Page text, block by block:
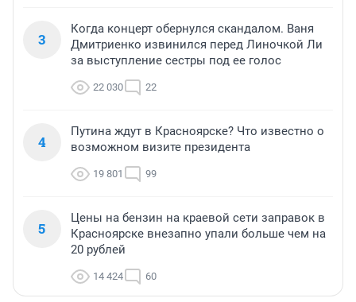
3
Когда концерт обернулся скандалом. Ваня
Дмитриенко извинился перед Линочкой Ли
за выступление сестры под ее голос
22 030 22
4
Путина ждут в Красноярске? Что известно о
возможном визите президента
19 801 99
5
Цены на бензин на краевой сети заправок в
Красноярске внезапно упали больше чем на
20 рублей
14 424 60